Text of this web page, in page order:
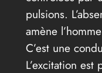
pulsions.
amène
C’est une
L’excitation est